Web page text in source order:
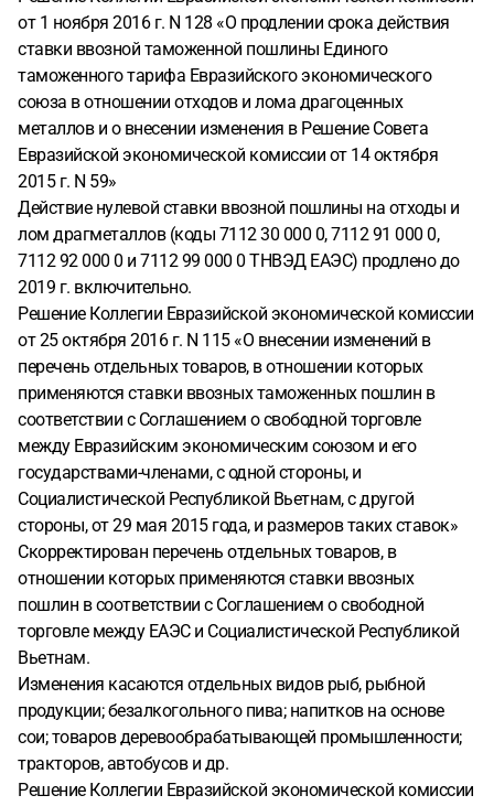
от 1 ноября 2016 г. N 128 «О продлении срока действия
ставки ввозной таможенной пошлины Единого
таможенного тарифа Евразийского экономического
союза в отношении отходов и лома драгоценных
металлов и о внесении изменения в Решение Совета
Евразийской экономической комиссии от 14 октября
2015 г. N 59»
Действие нулевой ставки ввозной пошлины на отходы и
лом драгметаллов (коды 7112 30 000 0, 7112 91 000 0,
7112 92 000 0 и 7112 99 000 0 ТНВЭД ЕАЭС) продлено до
2019 г. включительно.
Решение Коллегии Евразийской экономической комиссии
от 25 октября 2016 г. N 115 «О внесении изменений в
перечень отдельных товаров, в отношении которых
применяются ставки ввозных таможенных пошлин в
соответствии с Соглашением о свободной торговле
между Евразийским экономическим союзом и его
государствами-членами, с одной стороны, и
Социалистической Республикой Вьетнам, с другой
стороны, от 29 мая 2015 года, и размеров таких ставок»
Скорректирован перечень отдельных товаров, в
отношении которых применяются ставки ввозных
пошлин в соответствии с Соглашением о свободной
торговле между ЕАЭС и Социалистической Республикой
Вьетнам.
Изменения касаются отдельных видов рыб, рыбной
продукции; безалкогольного пива; напитков на основе
сои; товаров деревообрабатывающей промышленности;
тракторов, автобусов и др.
Решение Коллегии Евразийской экономической комиссии